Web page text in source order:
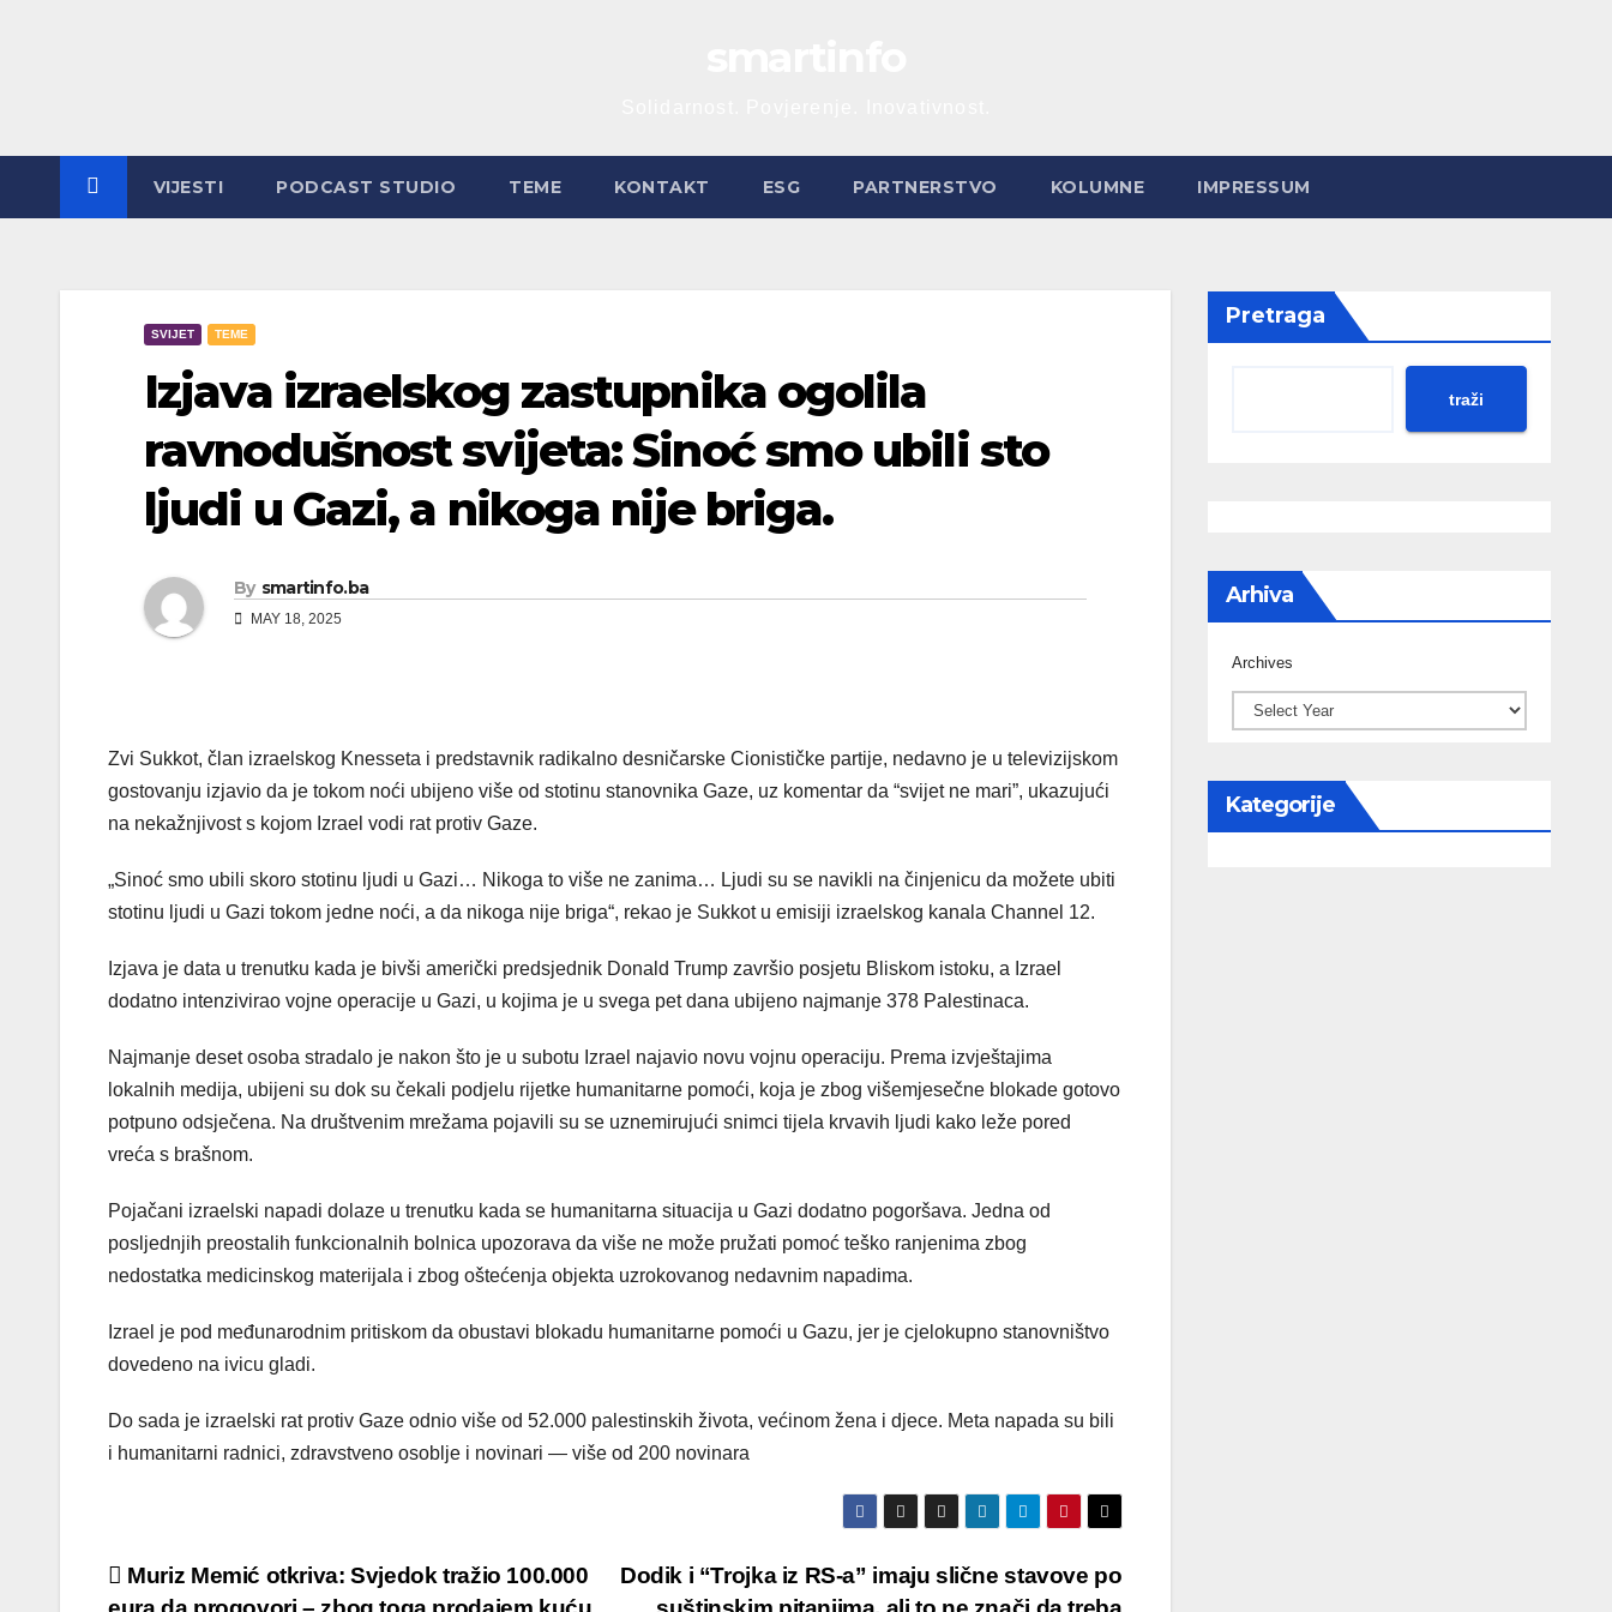
VIJESTI PODCAST STUDIO TEME KONTAKT ESG PARTNERSTVO KOLUMNE IMPRESSUM
SVIJET TEME
Izjava izraelskog zastupnika ogolila
ravnodušnost svijeta: Sinoć smo ubili sto
ljudi u Gazi, a nikoga nije briga.
By smartinfo.ba
MAY 18, 2025
Zvi Sukkot, član izraelskog Knesseta i predstavnik radikalno desničarske Cionističke partije, nedavno je u televizijskom
gostovanju izjavio da je tokom noći ubijeno više od stotinu stanovnika Gaze, uz komentar da “svijet ne mari”, ukazujući
na nekažnjivost s kojom Izrael vodi rat protiv Gaze.
„Sinoć smo ubili skoro stotinu ljudi u Gazi… Nikoga to više ne zanima… Ljudi su se navikli na činjenicu da možete ubiti
stotinu ljudi u Gazi tokom jedne noći, a da nikoga nije briga“, rekao je Sukkot u emisiji izraelskog kanala Channel 12.
Izjava je data u trenutku kada je bivši američki predsjednik Donald Trump završio posjetu Bliskom istoku, a Izrael
dodatno intenzivirao vojne operacije u Gazi, u kojima je u svega pet dana ubijeno najmanje 378 Palestinaca.
Najmanje deset osoba stradalo je nakon što je u subotu Izrael najavio novu vojnu operaciju. Prema izvještajima
lokalnih medija, ubijeni su dok su čekali podjelu rijetke humanitarne pomoći, koja je zbog višemjesečne blokade gotovo
potpuno odsječena. Na društvenim mrežama pojavili su se uznemirujući snimci tijela krvavih ljudi kako leže pored
vreća s brašnom.
Pojačani izraelski napadi dolaze u trenutku kada se humanitarna situacija u Gazi dodatno pogoršava. Jedna od
posljednjih preostalih funkcionalnih bolnica upozorava da više ne može pružati pomoć teško ranjenima zbog
nedostatka medicinskog materijala i zbog oštećenja objekta uzrokovanog nedavnim napadima.
Izrael je pod međunarodnim pritiskom da obustavi blokadu humanitarne pomoći u Gazu, jer je cjelokupno stanovništvo
dovedeno na ivicu gladi.
Do sada je izraelski rat protiv Gaze odnio više od 52.000 palestinskih života, većinom žena i djece. Meta napada su bili
i humanitarni radnici, zdravstveno osoblje i novinari — više od 200 novinara
Post
Dodik i “Trojka iz RS-a” imaju slične stavove po
Muriz Memić otkriva: Svjedok tražio 100.000
Pretraga
traži
Arhiva
Archives
Kategorije